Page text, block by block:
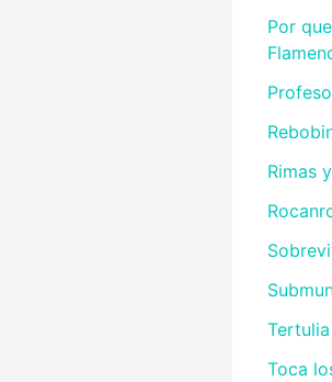
Por
Rimas
Toca